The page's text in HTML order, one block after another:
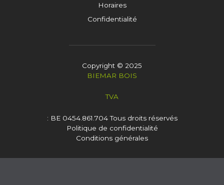
Horaires
Confidentialité
Copyright © 2025
BIEMAR BOIS
TVA
: BE 0454.861.704Tous droits réservés
Politique de confidentialité
Conditions générales